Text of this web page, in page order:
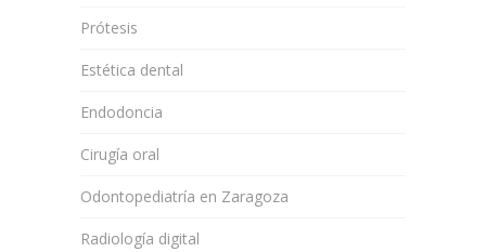
Prótesis
Estética dental
Endodoncia
Cirugía oral
Odontopediatría en Zaragoza
Radiología digital